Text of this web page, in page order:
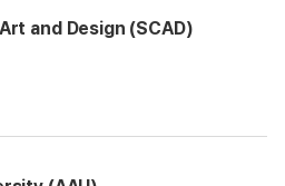
and Design (SCAD)